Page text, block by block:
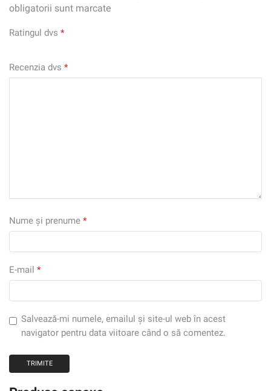
obligatorii sunt marcate
Ratingul dvs *
Recenzia dvs *
Nume și prenume *
E-mail *
Salvează-mi numele, emailul și site-ul web în acest
navigator pentru data viitoare când o să comentez.